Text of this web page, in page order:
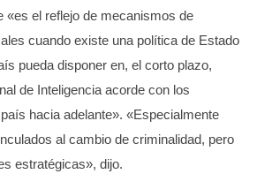
«es el reflejo de mecanismos de
cuando existe una política de Estado
pueda disponer en, el corto plazo,
de Inteligencia acorde con los
hacia adelante». «Especialmente
al cambio de criminalidad, pero
estratégicas», dijo.